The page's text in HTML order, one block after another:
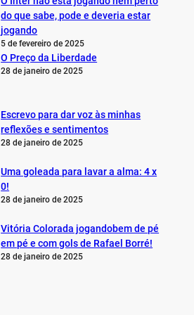
do que sabe, pode e deveria estar
jogando
5 de fevereiro de 2025
O Preço da Liberdade
28 de janeiro de 2025
Escrevo para dar voz às minhas
reflexões e sentimentos
28 de janeiro de 2025
Uma goleada para lavar a alma: 4 x
0!
28 de janeiro de 2025
Vitória Colorada jogandobem de pé
em pé e com gols de Rafael Borré!
28 de janeiro de 2025